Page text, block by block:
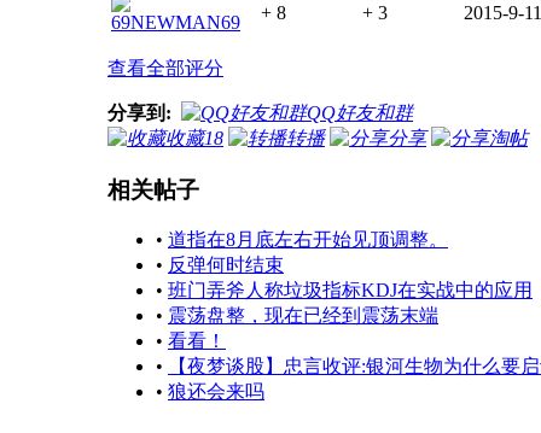
69NEWMAN69 + 8 + 3 2015-9-
查看全部评分
分享到:
QQ好友和群
收藏18 转播 分享 淘帖
相关帖子
• 道指在8月底左右开始见顶调整。
• 反弹何时结束
• 班门弄斧人称垃圾指标KDJ在实战中的应用
• 震荡盘整，现在已经到震荡末端
• 看看！
•
【夜梦谈股】忠言收评:银河生物为什么要
• 狼还会来吗